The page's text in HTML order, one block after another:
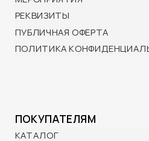
© 2025 BRP ЦЕНТР ПРАЙД
info@wttp.ru